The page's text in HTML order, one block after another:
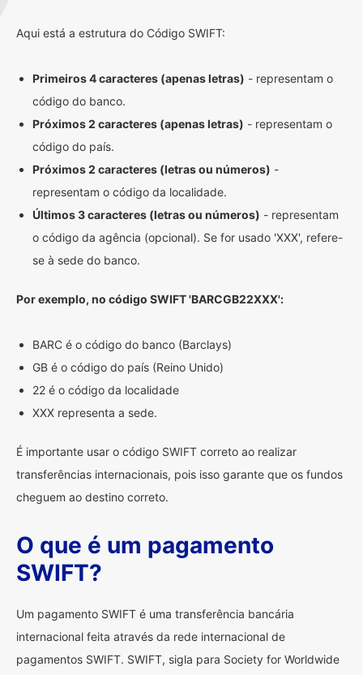
Aqui está a estrutura do Código SWIFT:
Primeiros 4 caracteres (apenas letras) - representam o
código do banco.
Próximos 2 caracteres (apenas letras) - representam o
código do país.
Próximos 2 caracteres (letras ou números) -
representam o código da localidade.
Últimos 3 caracteres (letras ou números) - representam
o código da agência (opcional). Se for usado 'XXX', refere-
se à sede do banco.
Por exemplo, no código SWIFT 'BARCGB22XXX':
BARC é o código do banco (Barclays)
GB é o código do país (Reino Unido)
22 é o código da localidade
XXX representa a sede.
É importante usar o código SWIFT correto ao realizar
transferências internacionais, pois isso garante que os fundos
cheguem ao destino correto.
O que é um pagamento
SWIFT?
Um pagamento SWIFT é uma transferência bancária
internacional feita através da rede internacional de
pagamentos SWIFT. SWIFT, sigla para Society for Worldwide